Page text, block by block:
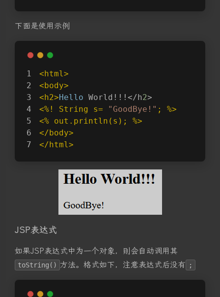
下面是使用示例
<html>
<body>
<h2>Hello World!!!</h2>
<%! String s=
"GoodBye!" ; %>
<% out.println(s); %>
</body>
</html>
JSP表达式
如果JSP表达式中为一个对象，则会自动调用其
toString() 方法。格式如下，注意表达式后没有 ;